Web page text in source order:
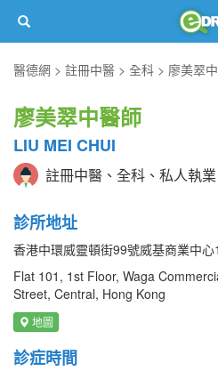
醫德網
註冊中醫 全科 廖美翠
廖美翠中醫師
LIU MEI CHUI
註冊中醫、全科、私人執業
診所地址
香港中環威靈頓街99號威基商業中
Flat 101, 1st Floor, Waga
Street, Central, Hong Kong
地圖
診症時間